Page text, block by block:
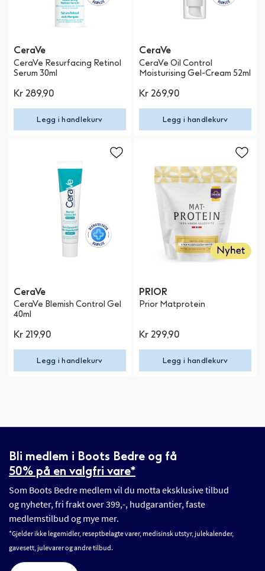
CeraVe
CeraVe Resurfacing Retinol
Serum 30ml
Kr 289,90
Legg i handlekurv
CeraVe
CeraVe Oil Control
Moisturising Gel-Cream 52ml
Kr 269,90
Legg i handlekurv
CeraVe
CeraVe Blemish Control Gel
40ml
Kr 219,90
Legg i handlekurv
PRIOR
Prior Matprotein
Kr 299,90
Legg i handlekurv
Bli medlem i Boots Bedre og få
50% på en valgfri vare*
Som Boots Bedre medlem vil du motta eksklusive tilbud
og nyheter, fri frakt over 399,-, hudgarantier, faste
medlemstilbud og mye mer.
*Gjelder ikke legemidler, reseptbelagte varer, medisinsk utstyr, julekalender,
gavesett, julevarer og andre tilbud.